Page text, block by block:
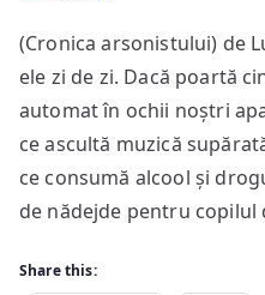
(Cronica arsonistului) de
ele zi de zi. Dacă poartă
automat în ochii noștri
ce ascultă muzică
ce consumă alcool și
de nădejde pentru
Share this: